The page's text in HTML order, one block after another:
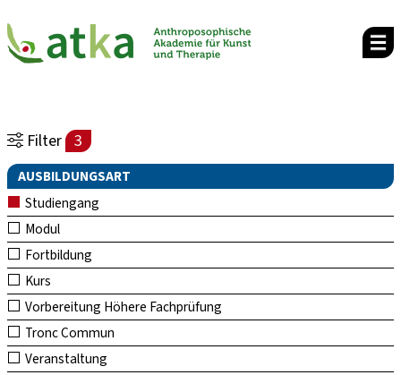
Filter 3
AUSBILDUNGSART
Studiengang
Modul
Fortbildung
Kurs
Vorbereitung Höhere Fachprüfung
Tronc Commun
Veranstaltung